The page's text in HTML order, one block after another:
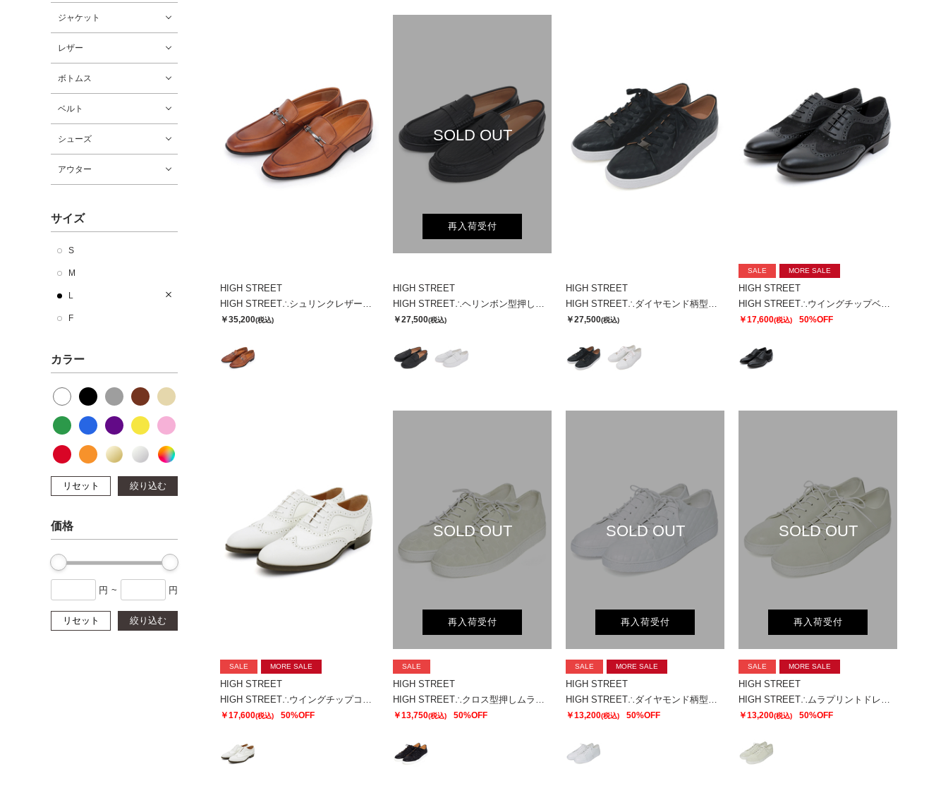
ジャケット
レザー
ボトムス
ベルト
シューズ
アウター
サイズ
S
M
L
F
カラー
リセット 絞り込む
価格
円 ~ 円
リセット 絞り込む
HIGH STREET
￥35,200(税込)
SOLD OUT
再入荷受付
HIGH STREET
￥27,500(税込)
HIGH STREET
￥27,500(税込)
SALE MORE SALE
HIGH STREET
￥17,600(税込) 50%OFF
SALE MORE SALE
HIGH STREET
￥17,600(税込) 50%OFF
SOLD OUT
再入荷受付
SALE
HIGH STREET
￥13,750(税込) 50%OFF
SOLD OUT
再入荷受付
SALE MORE SALE
HIGH STREET
￥13,200(税込) 50%OFF
SOLD OUT
再入荷受付
SALE MORE SALE
HIGH STREET
￥13,200(税込) 50%OFF